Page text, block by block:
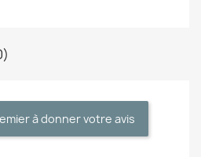
à donner votre avis